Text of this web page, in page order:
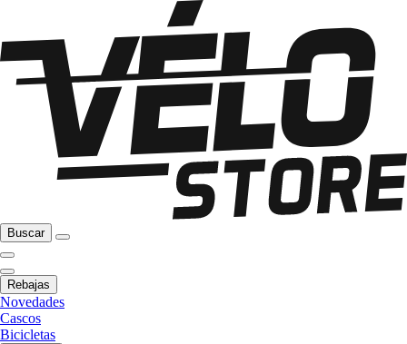
Buscar
Rebajas
Novedades
Cascos
Bicicletas